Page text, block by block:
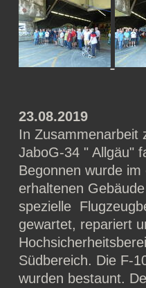
23.08.2019
In Zusammenarbeit
JaboG-34 " Allgäu"
Begonnen wurde
erhaltenen
spezielle
gewartet, repariert
Südbereich. Die F-
wurden bestaunt.